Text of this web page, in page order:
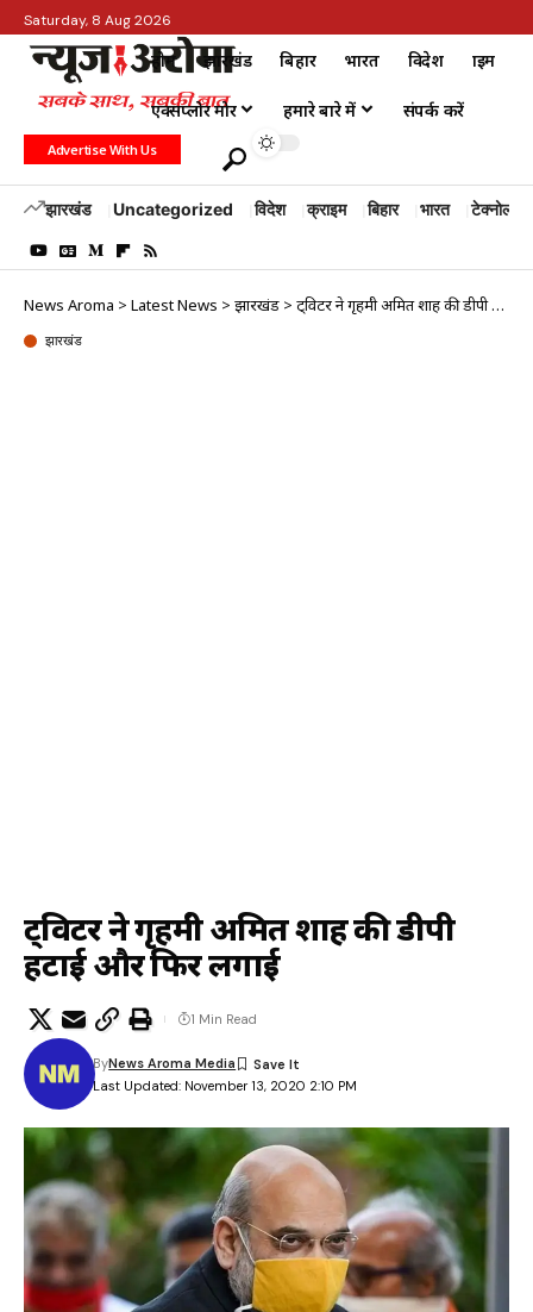
Saturday, 8 Aug 2026
होम झारखंड बिहार भारत विदेश क्राइम
एक्सप्लोर मोर हमारे बारे में संपर्क करें
Advertise With Us
झारखंड Uncategorized विदेश क्राइम बिहार भारत टेक्नोलॉजी
News Aroma > Latest News > झारखंड > ट्विटर ने गृहमंत्री अमित शाह की डीपी हटाई और फिर लगाई
झारखंड
ट्विटर ने गृहमंत्री अमित शाह की डीपी
हटाई और फिर लगाई
Last Updated: November 13, 2020 2:10 PM
ByNews Aroma Media
1 Min Read